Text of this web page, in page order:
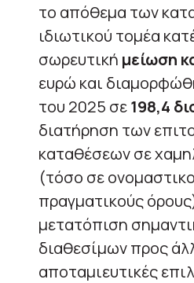
το απόθεμα των
ιδιωτικού τομέα
σωρευτική μείωση
ευρώ και
του 2025 σε198,4
διατήρηση των
καταθέσεων σε
(τόσο σε
πραγματικούς
μετατόπιση
διαθεσίμων προς
αποταμιευτικές